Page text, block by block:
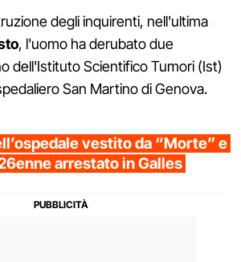
degli inquirenti, nell'ultima
, l'uomo ha derubato due
dell'Istituto Scientifico Tumori (Ist)
San Martino di Genova.
vestito da “Morte” e
arrestato in Galles